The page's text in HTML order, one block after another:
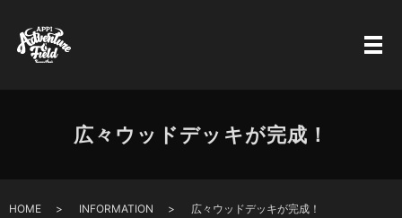
広々ウッドデッキが完成！
HOME INFORMATION 広々ウッドデッキが完成！